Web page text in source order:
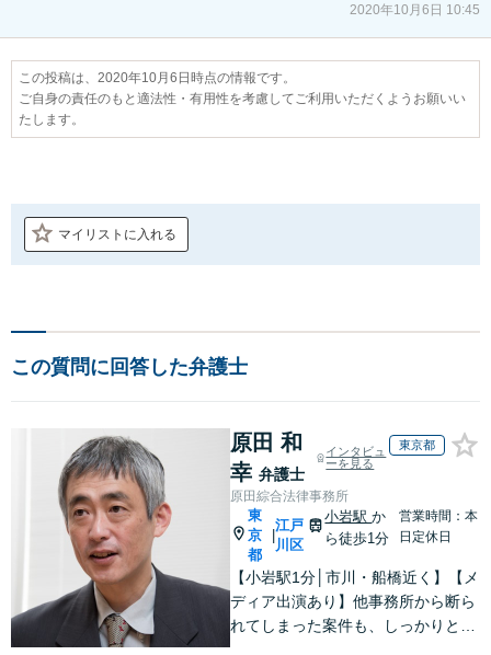
2020年10月6日 10:45
この投稿は、2020年10月6日時点の情報です。
ご自身の責任のもと適法性・有用性を考慮してご利用いただくようお願いい
たします。
マイリストに入れる
この質問に回答した弁護士
原田 和
幸 弁護士
インタビュ
ーを見る
東京都
原田綜合法律事務所
東
京
都
|
江戸
川区
小岩駅か
ら徒歩1分
営業時間：本
日定休日
【小岩駅1分│市川・船橋近く】【メ
ディア出演あり】他事務所から断ら
れてしまった案件も、しっかりと面